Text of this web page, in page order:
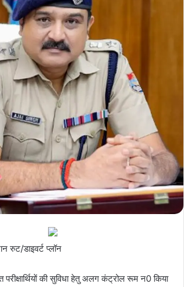
रुट/डाइवर्ट प्लॉन
परीक्षार्थियों की सुविधा हेतु अलग कंट्रोल रूम न0 किया